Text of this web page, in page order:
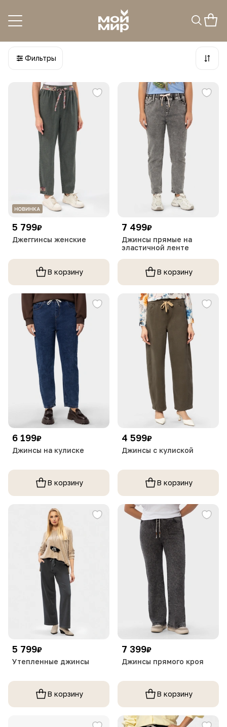
Джинсы
Фильтры
5 799₽
Джеггинсы женские
В корзину
7 499₽
Джинсы прямые на
эластичной ленте
В корзину
6 199₽
Джинсы на кулиске
В корзину
4 599₽
Джинсы с кулиской
В корзину
5 799₽
Утепленные джинсы
В корзину
7 399₽
Джинсы прямого кроя
В корзину